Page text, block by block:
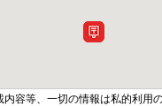
容等、一切の情報は私的利用